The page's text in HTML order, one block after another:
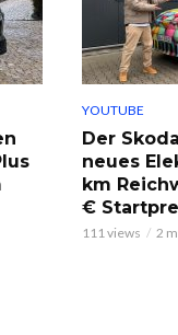
YOUTUBE
Der
neues
km
€
111 views 2